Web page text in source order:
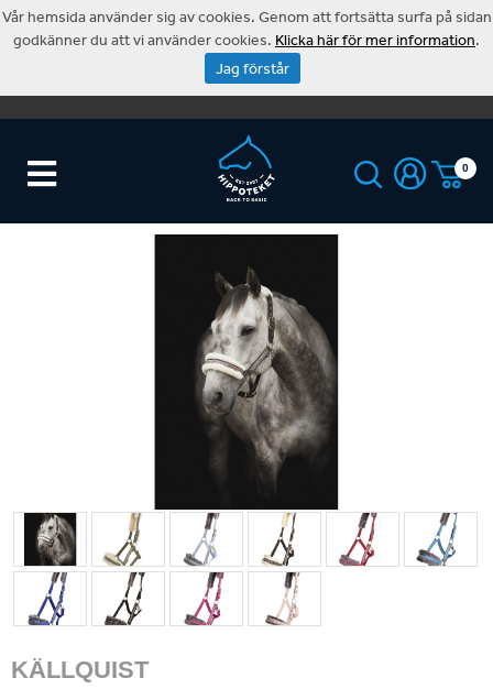
0
KÄLLQUIST
Vår hemsida använder sig av cookies. Genom att fortsätta surfa på sidan
godkänner du att vi använder cookies. Klicka här för mer information.
Jag förstår